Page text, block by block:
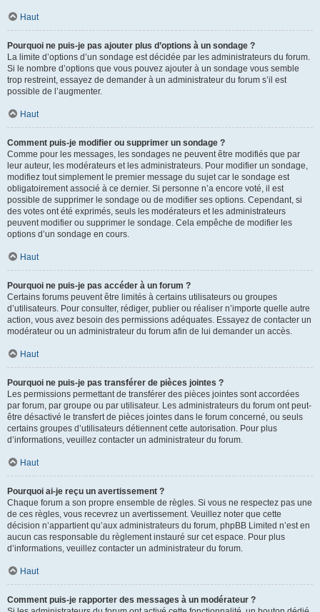
Haut
Pourquoi ne puis-je pas ajouter plus d’options à un sondage ?
La limite d’options d’un sondage est décidée par les administrateurs du forum.
Si le nombre d’options que vous pouvez ajouter à un sondage vous semble
trop restreint, essayez de demander à un administrateur du forum s’il est
possible de l’augmenter.
Haut
Comment puis-je modifier ou supprimer un sondage ?
Comme pour les messages, les sondages ne peuvent être modifiés que par
leur auteur, les modérateurs et les administrateurs. Pour modifier un sondage,
modifiez tout simplement le premier message du sujet car le sondage est
obligatoirement associé à ce dernier. Si personne n’a encore voté, il est
possible de supprimer le sondage ou de modifier ses options. Cependant, si
des votes ont été exprimés, seuls les modérateurs et les administrateurs
peuvent modifier ou supprimer le sondage. Cela empêche de modifier les
options d’un sondage en cours.
Haut
Pourquoi ne puis-je pas accéder à un forum ?
Certains forums peuvent être limités à certains utilisateurs ou groupes
d’utilisateurs. Pour consulter, rédiger, publier ou réaliser n’importe quelle autre
action, vous avez besoin des permissions adéquates. Essayez de contacter un
modérateur ou un administrateur du forum afin de lui demander un accès.
Haut
Pourquoi ne puis-je pas transférer de pièces jointes ?
Les permissions permettant de transférer des pièces jointes sont accordées
par forum, par groupe ou par utilisateur. Les administrateurs du forum ont peut-
être désactivé le transfert de pièces jointes dans le forum concerné, ou seuls
certains groupes d’utilisateurs détiennent cette autorisation. Pour plus
d’informations, veuillez contacter un administrateur du forum.
Haut
Pourquoi ai-je reçu un avertissement ?
Chaque forum a son propre ensemble de règles. Si vous ne respectez pas une
de ces règles, vous recevrez un avertissement. Veuillez noter que cette
décision n’appartient qu’aux administrateurs du forum, phpBB Limited n’est en
aucun cas responsable du règlement instauré sur cet espace. Pour plus
d’informations, veuillez contacter un administrateur du forum.
Haut
Comment puis-je rapporter des messages à un modérateur ?